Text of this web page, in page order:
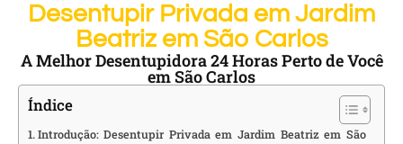
Desentupir Privada em Jardim
Beatriz em São Carlos
A Melhor Desentupidora 24 Horas Perto de Você
em São Carlos
Índice
Introdução: Desentupir Privada em Jardim Beatriz em São